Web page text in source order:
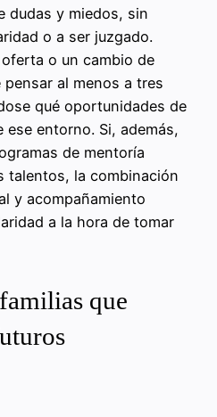
dudas y miedos, sin
o a ser juzgado.
o un cambio de
al menos a tres
qué oportunidades de
entorno. Si, además,
de mentoría
talentos, la combinación
y acompañamiento
a la hora de tomar
que